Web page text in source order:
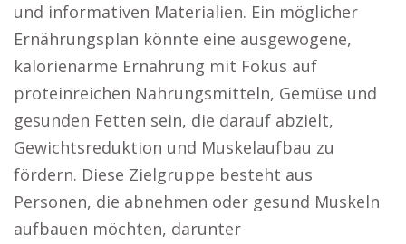
und informativen Materialien. Ein möglicher
Ernährungsplan könnte eine ausgewogene,
kalorienarme Ernährung mit Fokus auf
proteinreichen Nahrungsmitteln, Gemüse und
gesunden Fetten sein, die darauf abzielt,
Gewichtsreduktion und Muskelaufbau zu
fördern. Diese Zielgruppe besteht aus
Personen, die abnehmen oder gesund Muskeln
aufbauen möchten, darunter